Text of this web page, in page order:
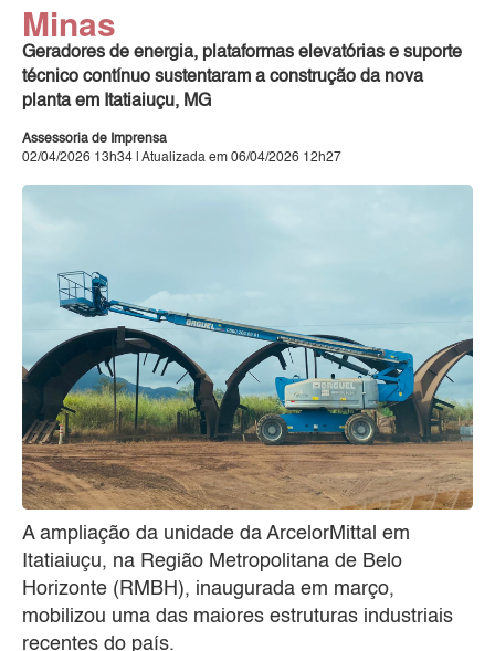
Minas
Geradores de energia, plataformas elevatórias e suporte
técnico contínuo sustentaram a construção da nova
planta em Itatiaiuçu, MG
Assessoria de Imprensa
02/04/2026 13h34 | Atualizada em 06/04/2026 12h27
A ampliação da unidade da ArcelorMittal em
Itatiaiuçu, na Região Metropolitana de Belo
Horizonte (RMBH), inaugurada em março,
mobilizou uma das maiores estruturas industriais
recentes do país.